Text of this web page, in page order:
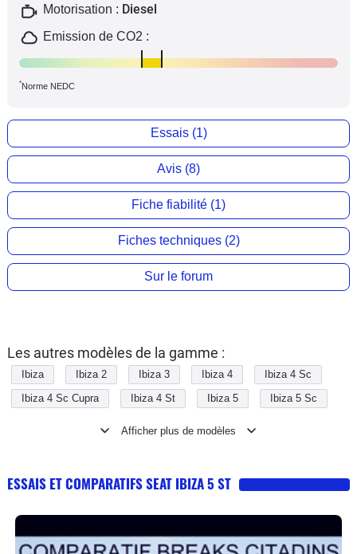
Motorisation : Diesel
Emission de CO2 :
*Norme NEDC
Essais (1)
Avis (8)
Fiche fiabilité (1)
Fiches techniques (2)
Sur le forum
Les autres modèles de la gamme :
Ibiza Ibiza 2 Ibiza 3 Ibiza 4
Ibiza 4 Sc
Ibiza 4 Sc Cupra
Ibiza 4 St Ibiza 5
Ibiza 5 Sc
ESSAIS ET COMPARATIFS SEAT IBIZA 5 ST